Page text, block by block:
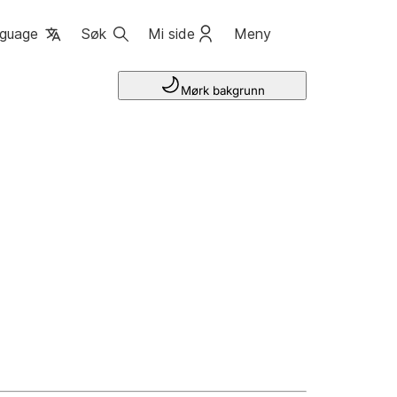
Søk Mi side Meny
Mørk bakgrunn